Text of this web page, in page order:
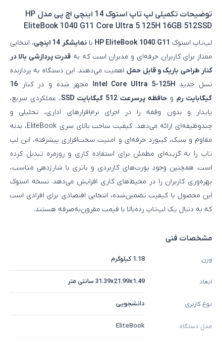
توضیحات تکمیلی
لپ تاپ استوک 14 اینچی اچ پی مدل HP
EliteBook 1040 G11 Core Ultra 5 125H 16GB 512SSD
لپ‌تاپ استوک HP EliteBook 1040 G11 بانمایشگر 14 اینچی
، انتخابی
ممتاز برای کاربران حرفه‌ای و مدیران است که به قدرت پردازشی بالا در
کنار طراحی باریک و قابل حمل اهمیت می‌دهند. این دستگاه به پردازنده
نسل جدید Intel Core Ultra 5-125H مجهز شده و در کنار 16
گیگابایت رم و حافظه پرسرعت 512 گیگابایت SSD
، عملکردی سریع،
پایدار و بدون وقفه را در اجرای نرم‌افزارهای اداری، تحلیلی و
چندوظیفه‌ای ارائه می‌دهد. کیفیت ساخت بالای سری EliteBook، بدنه
مقاوم و سبک، کیبورد حرفه‌ای و امنیت سخت‌افزاری پیشرفته، این لپ‌
تاپ را به گزینه‌ای مطمئن برای استفاده کاری و روزمره تبدیل کرده
است. همچنین وجود پورت‌های کاربردی و باتری با شارژدهی مناسب،
بهره‌وری کاربران را در محیط‌های کاری افزایش می‌دهد. نسخه استوک
این محصول با کیفیت تضمین‌شده، انتخابی اقتصادی برای افرادی است
که به دنبال یک لپ‌تاپ رده‌بالا با قیمت مقرون‌به‌صرفه هستند.
مشخصات فنی
وزن 1.18 کیلوگرم
ابعاد 31.39x21.99x1.49 سانتی متر
نوع کاربری دانشجویی
مدل دستگاه EliteBook